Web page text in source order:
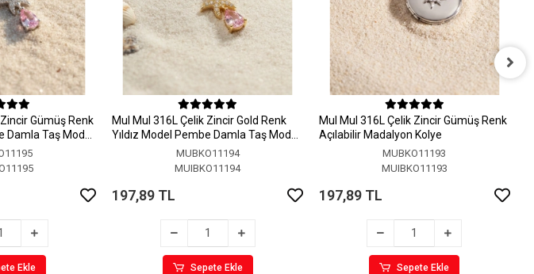
Gümüş Renk
Damla Taş Model
Ekle
MuI MuI 316L Çelik Zincir Gold Renk
Yıldız Model Pembe Damla Taş Model
MUBKO11194
MUIBKO11194
197,89 TL
Sepete Ekle
MuI MuI 316L Çelik Zincir Gümüş Renk
Açılabilir Madalyon Kolye
MUBKO11193
MUIBKO11193
197,89 TL
Sepete Ekle